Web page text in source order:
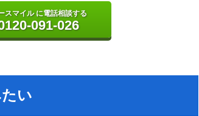
スマイル に電話相談する
091-026
い